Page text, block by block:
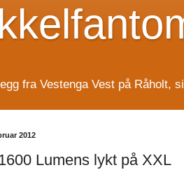
fra Vestenga Vest på Råholt,
2012
Lumens lykt på XXL